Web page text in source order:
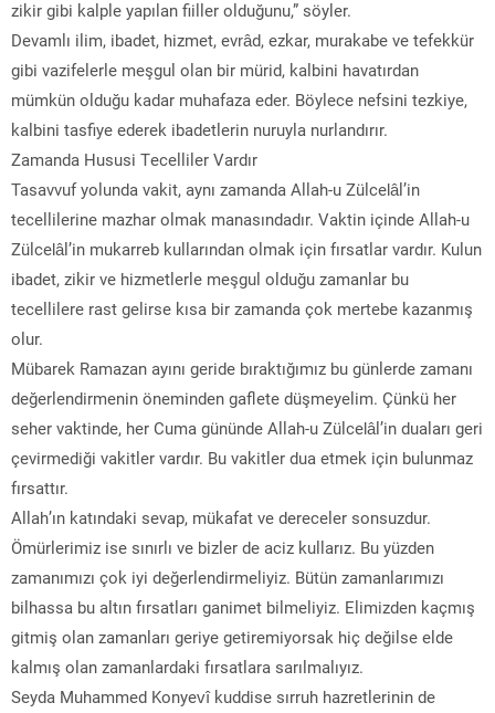
zikir gibi kalple yapılan fiiller olduğunu,” söyler.
Devamlı ilim, ibadet, hizmet, evrâd, ezkar, murakabe ve tefekkür
gibi vazifelerle meşgul olan bir mürid, kalbini havatırdan
mümkün olduğu kadar muhafaza eder. Böylece nefsini tezkiye,
kalbini tasfiye ederek ibadetlerin nuruyla nurlandırır.
Zamanda Hususi Tecelliler Vardır
Tasavvuf yolunda vakit, aynı zamanda Allah-u Zülcelâl’in
tecellilerine mazhar olmak manasındadır. Vaktin içinde Allah-u
Zülcelâl’in mukarreb kullarından olmak için fırsatlar vardır. Kulun
ibadet, zikir ve hizmetlerle meşgul olduğu zamanlar bu
tecellilere rast gelirse kısa bir zamanda çok mertebe kazanmış
olur.
Mübarek Ramazan ayını geride bıraktığımız bu günlerde zamanı
değerlendirmenin öneminden gaflete düşmeyelim. Çünkü her
seher vaktinde, her Cuma gününde Allah-u Zülcelâl’in duaları geri
çevirmediği vakitler vardır. Bu vakitler dua etmek için bulunmaz
fırsattır.
Allah’ın katındaki sevap, mükafat ve dereceler sonsuzdur.
Ömürlerimiz ise sınırlı ve bizler de aciz kullarız. Bu yüzden
zamanımızı çok iyi değerlendirmeliyiz. Bütün zamanlarımızı
bilhassa bu altın fırsatları ganimet bilmeliyiz. Elimizden kaçmış
gitmiş olan zamanları geriye getiremiyorsak hiç değilse elde
kalmış olan zamanlardaki fırsatlara sarılmalıyız.
Seyda Muhammed Konyevî kuddise sırruh hazretlerinin de